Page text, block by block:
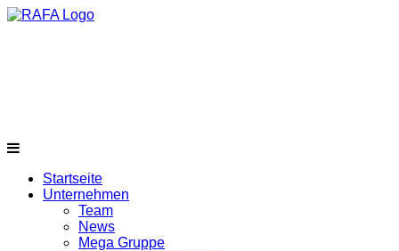
Startseite
Unternehmen
Team
News
Mega Gruppe